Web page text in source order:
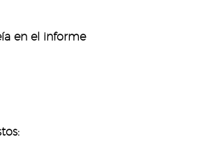
en el informe